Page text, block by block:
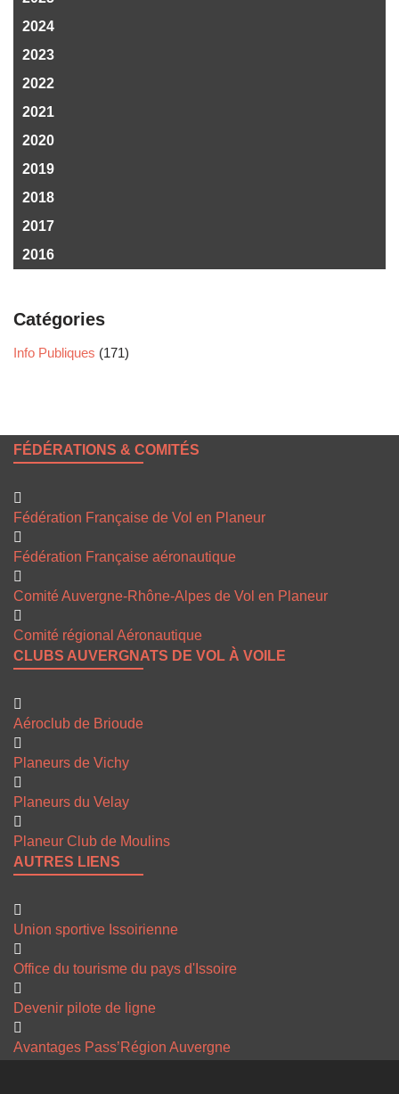
2024
2023
2022
2021
2020
2019
2018
2017
2016
Catégories
Info Publiques (171)
FÉDÉRATIONS & COMITÉS
Fédération Française de Vol en Planeur
Fédération Française aéronautique
Comité Auvergne-Rhône-Alpes de Vol en Planeur
Comité régional Aéronautique
CLUBS AUVERGNATS DE VOL À VOILE
Aéroclub de Brioude
Planeurs de Vichy
Planeurs du Velay
Planeur Club de Moulins
AUTRES LIENS
Union sportive Issoirienne
Office du tourisme du pays d'Issoire
Devenir pilote de ligne
Avantages Pass’Région Auvergne